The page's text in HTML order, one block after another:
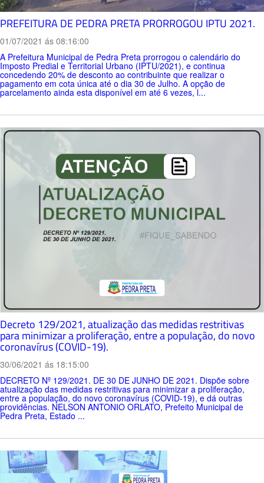
PREFEITURA DE PEDRA PRETA PRORROGOU IPTU 2021.
01/07/2021 ás 08:16:00
A Prefeitura Municipal de Pedra Preta prorrogou o calendário do
Imposto Predial e Territorial Urbano (IPTU/2021), e continua
concedendo 20% de desconto ao contribuinte que realizar o
pagamento em cota única até o dia 30 de Julho. A opção de
parcelamento ainda esta disponível em até 6 vezes, l...
Decreto 129/2021, atualização das medidas restritivas
para minimizar a proliferação, entre a população, do novo
coronavírus (COVID-19).
30/06/2021 ás 18:15:00
DECRETO Nº 129/2021. DE 30 DE JUNHO DE 2021. Dispõe sobre
atualização das medidas restritivas para minimizar a proliferação,
entre a população, do novo coronavírus (COVID-19), e dá outras
providências. NELSON ANTONIO ORLATO, Prefeito Municipal de
Pedra Preta, Estado ...